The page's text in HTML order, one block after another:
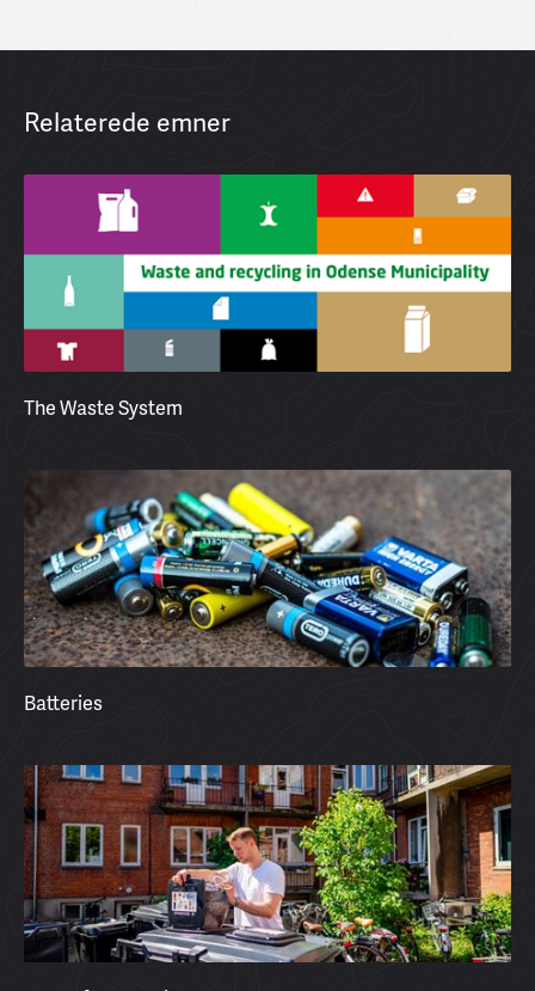
Relaterede emner
The Waste System
Batteries